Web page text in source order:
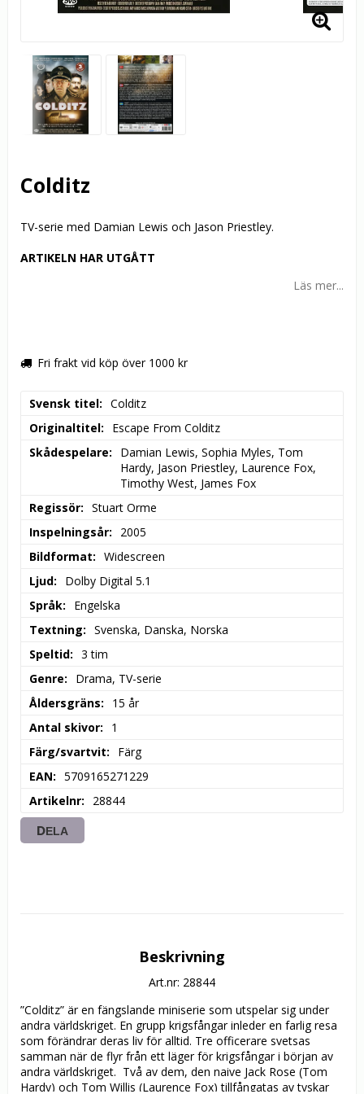
Colditz
TV-serie med Damian Lewis och Jason Priestley.
ARTIKELN HAR UTGÅTT
Läs mer...
Fri frakt vid köp över 1000 kr
Svensk titel
Colditz
Originaltitel
Escape From Colditz
Skådespelare
Damian Lewis, Sophia Myles, Tom
Hardy, Jason Priestley, Laurence Fox,
Timothy West, James Fox
Regissör
Stuart Orme
Inspelningsår
2005
Bildformat
Widescreen
Ljud
Dolby Digital 5.1
Språk
Engelska
Textning
Svenska, Danska, Norska
Speltid
3 tim
Genre
Drama, TV-serie
Åldersgräns
15 år
Antal skivor
1
Färg/svartvit
Färg
EAN
5709165271229
Artikelnr
28844
DELA
Beskrivning
Art.nr: 28844
”Colditz” är en fängslande miniserie som utspelar sig under
andra världskriget. En grupp krigsfångar inleder en farlig resa
som förändrar deras liv för alltid. Tre officerare svetsas
samman när de flyr från ett läger för krigsfångar i början av
andra världskriget.  Två av dem, den naive Jack Rose (Tom
Hardy) och Tom Willis (Laurence Fox) tillfångatas av tyskar